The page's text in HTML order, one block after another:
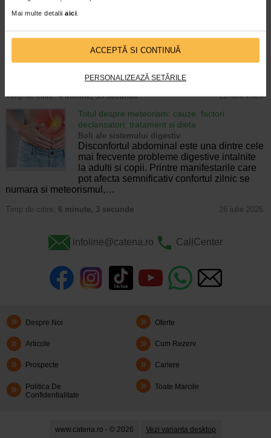
Mai multe detalii aici.
ACCEPTĂ SI CONTINUĂ
PERSONALIZEAZĂ SETĂRILE
Multi oameni au experimentat macar o data
dupa masa o senzatie de prea plin, chiar si
atunci cand nu au consumat o cantitate
foarte mare de alimente. In cele mai multe
cazuri, aceasta apare ocazional…
Timp de citire:4 minute, 55 secunde 26 iulie 2026
Totul despre meteorism: cauze, factori
declansatori, tratament si dieta
Boli ale sistemului digestiv
Disconfortul abdominal este una dintre cele
mai frecvente probleme digestive intalnite
la adulti si copii. Printre manifestarile care
pot afecta semnificativ confortul zilnic se
numara si meteorismul,…
Timp de citire: 6 minute, 3 secunde 26 iulie 2026
infoline@catena.ro CallCenter
Despre Noi Oferte
Articole Cum Rezerv
Prospecte Cariere
Politica De
Confidentialitate
Toate Marcile
www.catena.ro - © 2026 Vezi varianta desktop